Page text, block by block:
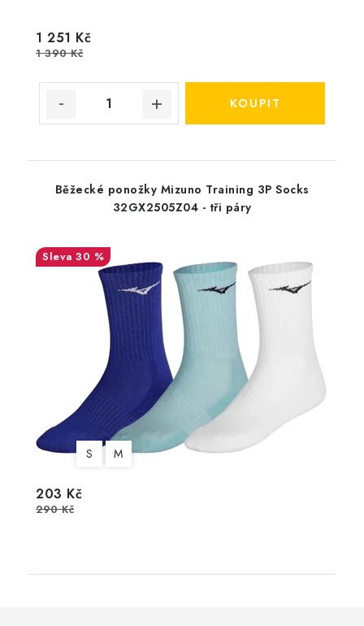
1 251 Kč
1 390 Kč
Běžecké ponožky Mizuno Training 3P Socks
32GX2505Z04 - tři páry
30 %
S M
203 Kč
290 Kč